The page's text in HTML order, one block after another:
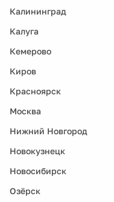
Калининград
Калуга
Кемерово
Киров
Красноярск
Москва
Нижний Новгород
Новокузнецк
Новосибирск
Озёрск